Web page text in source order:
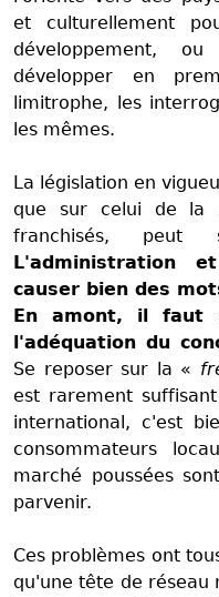
et culturellement
développement,
développer en
limitrophe, les
les mêmes.
La législation en
que sur celui de la
franchisés, peut
L'administration
causer bien des
En amont, il faut
l'adéquation du
Se reposer sur la «
est rarement
international, c'est
consommateurs
marché poussées
parvenir.
Ces problèmes ont
qu'une tête de réseau